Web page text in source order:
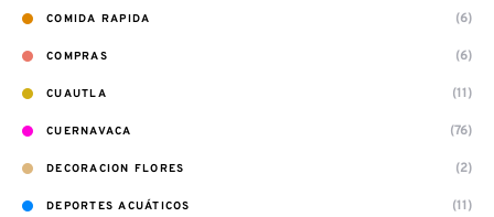
COMIDA RAPIDA (6)
COMPRAS (6)
CUAUTLA (11)
CUERNAVACA (76)
DECORACION FLORES (2)
DEPORTES ACUÁTICOS (11)